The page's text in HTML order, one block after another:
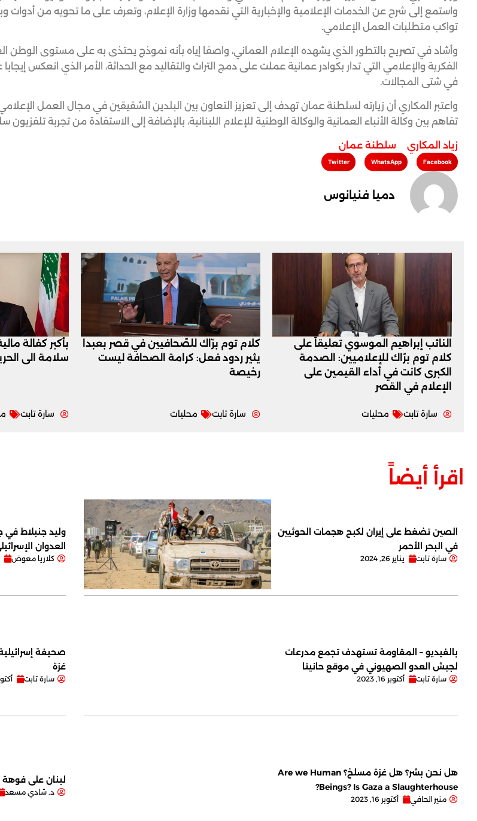
واستمع إلى شرح عن الخدمات الإعلامية والإخبارية التي تقدمها وزارة الإعلام، وتعرف على ما تحويه من أدوات
تواكب متطلبات العمل الإعلامي.
وأشاد في تصريح بالتطور الذي يشهده الإعلام العماني، واصفا إياه بأنه نموذج يحتذى به على مستوى الوطن
الفكرية والإعلامي التي تدار بكوادر عمانية عملت على دمج التراث والتقاليد مع الحداثة، الأمر الذي انعكس
في شتى المجالات.
واعتبر المكاري أن زيارته لسلطنة عمان تهدف إلى تعزيز التعاون بين البلدين الشقيقين في مجال العمل
تفاهم بين وكالة الأنباء العمانية والوكالة الوطنية للإعلام اللبنانية، بالإضافة إلى الاستفادة من تجربة
زياد المكاري سلطنة عمان
Facebook
WhatsApp
Twitter
دميا فنيانوس
النائب إبراهيم الموسوي تعليقاً على
كلام توم برّاك للإعلاميين: الصدمة
الكبرى كانت في أداء القيمين على
‏الإعلام في القصر
سارة تابت محليات
كلام توم برّاك للصّحافيين في قصر بعبدا
يثير ردود فعل: كرامة الصحافة ليست
رخيصة
سارة تابت محليات
بأكبر كفالة
سلامة الى
سارة تابت
اقرأ أيضاً
الصين تضغط على إيران لكبح هجمات الحوثيين
في البحر الأحمر
سارة تابت يناير 26, 2024
وليد جنبلاط في
العدوان
كلاريا معوض
بالفيديو – المقاومة تستهدف تجمع مدرعات
لجيش العدو الصهيوني في موقع حانيتا
سارة تابت أكتوبر 16, 2023
صحيفة
غزة
سارة تابت أكتوبر 16,
هل نحن بشر؟ هل غزة مسلخ؟ Are we Human
Beings? Is Gaza a Slaughterhouse?
منير الحافي أكتوبر 16, 2023
لبنان على فوهة
د. شادي مسعد